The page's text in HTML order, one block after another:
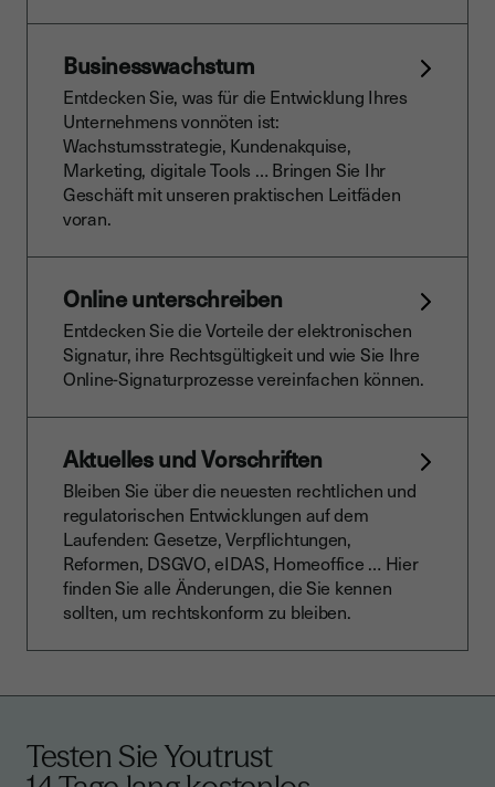
Businesswachstum
Entdecken Sie, was für die Entwicklung Ihres
Unternehmens vonnöten ist:
Wachstumsstrategie, Kundenakquise,
Marketing, digitale Tools … Bringen Sie Ihr
Geschäft mit unseren praktischen Leitfäden
voran.
Online unterschreiben
Entdecken Sie die Vorteile der elektronischen
Signatur, ihre Rechtsgültigkeit und wie Sie Ihre
Online-Signaturprozesse vereinfachen können.
Aktuelles und Vorschriften
Bleiben Sie über die neuesten rechtlichen und
regulatorischen Entwicklungen auf dem
Laufenden: Gesetze, Verpflichtungen,
Reformen, DSGVO, eIDAS, Homeoffice … Hier
finden Sie alle Änderungen, die Sie kennen
sollten, um rechtskonform zu bleiben.
Testen Sie Youtrust